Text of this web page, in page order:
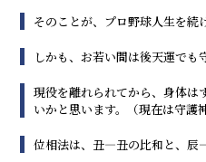
そのことが、プロ野球人生を続
しかも、お若い間は後天運でも
現役を離れられてから、身体は
いかと思います。（現在は守護
位相法は、丑―丑の比和と、辰―